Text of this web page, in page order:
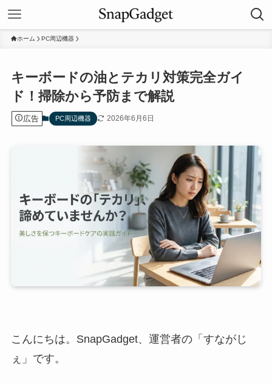
ホーム PC周辺機器
キーボードの油とテカリ対策完全ガイ
ド！掃除から予防まで解説
広告 PC周辺機器 2026年6月6日
こんにちは。SnapGadget、運営者の「すながじ
ぇ」です。